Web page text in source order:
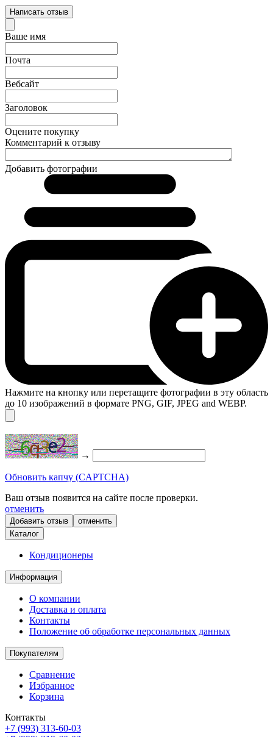
Написать отзыв
Ваше имя
Почта
Вебсайт
Заголовок
Оцените покупку
Комментарий к отзыву
Добавить фотографии
Нажмите на кнопку или перетащите фотографии в эту область
до 10 изображений в формате PNG, GIF, JPEG and WEBP.
→
Обновить капчу (CAPTCHA)
Ваш отзыв появится на сайте после проверки.
отменить
отменить
Каталог
Кондиционеры
Информация
О компании
Доставка и оплата
Контакты
Положение об обработке персональных данных
Покупателям
Сравнение
Избранное
Корзина
Контакты
+7 (993) 313-60-03